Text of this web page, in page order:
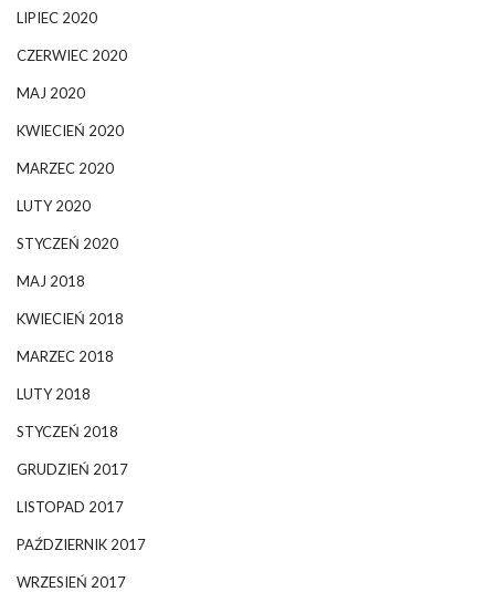
LIPIEC 2020
CZERWIEC 2020
MAJ 2020
KWIECIEŃ 2020
MARZEC 2020
LUTY 2020
STYCZEŃ 2020
MAJ 2018
KWIECIEŃ 2018
MARZEC 2018
LUTY 2018
STYCZEŃ 2018
GRUDZIEŃ 2017
LISTOPAD 2017
PAŹDZIERNIK 2017
WRZESIEŃ 2017